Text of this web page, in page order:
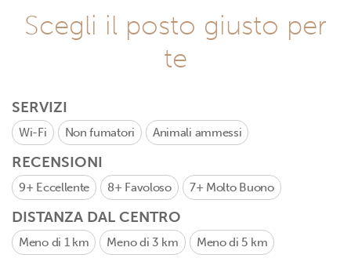
Scegli il posto giusto per
te
SERVIZI
Wi-Fi Non fumatori Animali ammessi
RECENSIONI
9+ Eccellente 8+ Favoloso 7+ Molto Buono
DISTANZA DAL CENTRO
Meno di 1 km Meno di 3 km Meno di 5 km